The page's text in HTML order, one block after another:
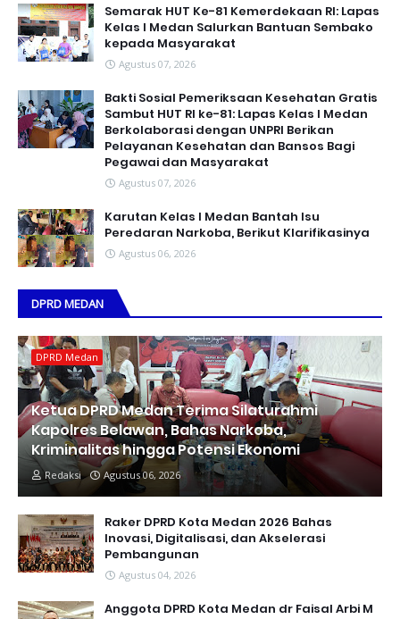
Semarak HUT Ke-81 Kemerdekaan RI: Lapas
Kelas I Medan Salurkan Bantuan Sembako
kepada Masyarakat
Agustus 07, 2026
Bakti Sosial Pemeriksaan Kesehatan Gratis
Sambut HUT RI ke-81: Lapas Kelas I Medan
Berkolaborasi dengan UNPRI Berikan
Pelayanan Kesehatan dan Bansos Bagi
Pegawai dan Masyarakat
Agustus 07, 2026
Karutan Kelas I Medan Bantah Isu
Peredaran Narkoba, Berikut Klarifikasinya
Agustus 06, 2026
DPRD MEDAN
DPRD Medan
Ketua DPRD Medan Terima Silaturahmi
Kapolres Belawan, Bahas Narkoba,
Kriminalitas hingga Potensi Ekonomi
Redaksi Agustus 06, 2026
Raker DPRD Kota Medan 2026 Bahas
Inovasi, Digitalisasi, dan Akselerasi
Pembangunan
Agustus 04, 2026
Anggota DPRD Kota Medan dr Faisal Arbi M